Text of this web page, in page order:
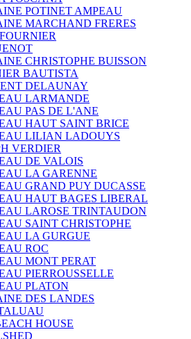
POTINET AMPEAU
MARCHAND FRERES
CHRISTOPHE BUISSON
BAUTISTA
DELAUNAY
LARMANDE
PAS DE L'ANE
HAUT SAINT BRICE
LILIAN LADOUYS
VERDIER
DE VALOIS
LA GARENNE
GRAND PUY DUCASSE
HAUT BAGES LIBERAL
LAROSE TRINTAUDON
SAINT CHRISTOPHE
LA GURGUE
ROC
MONT PERAT
PIERROUSSELLE
PLATON
DES LANDES
HOUSE